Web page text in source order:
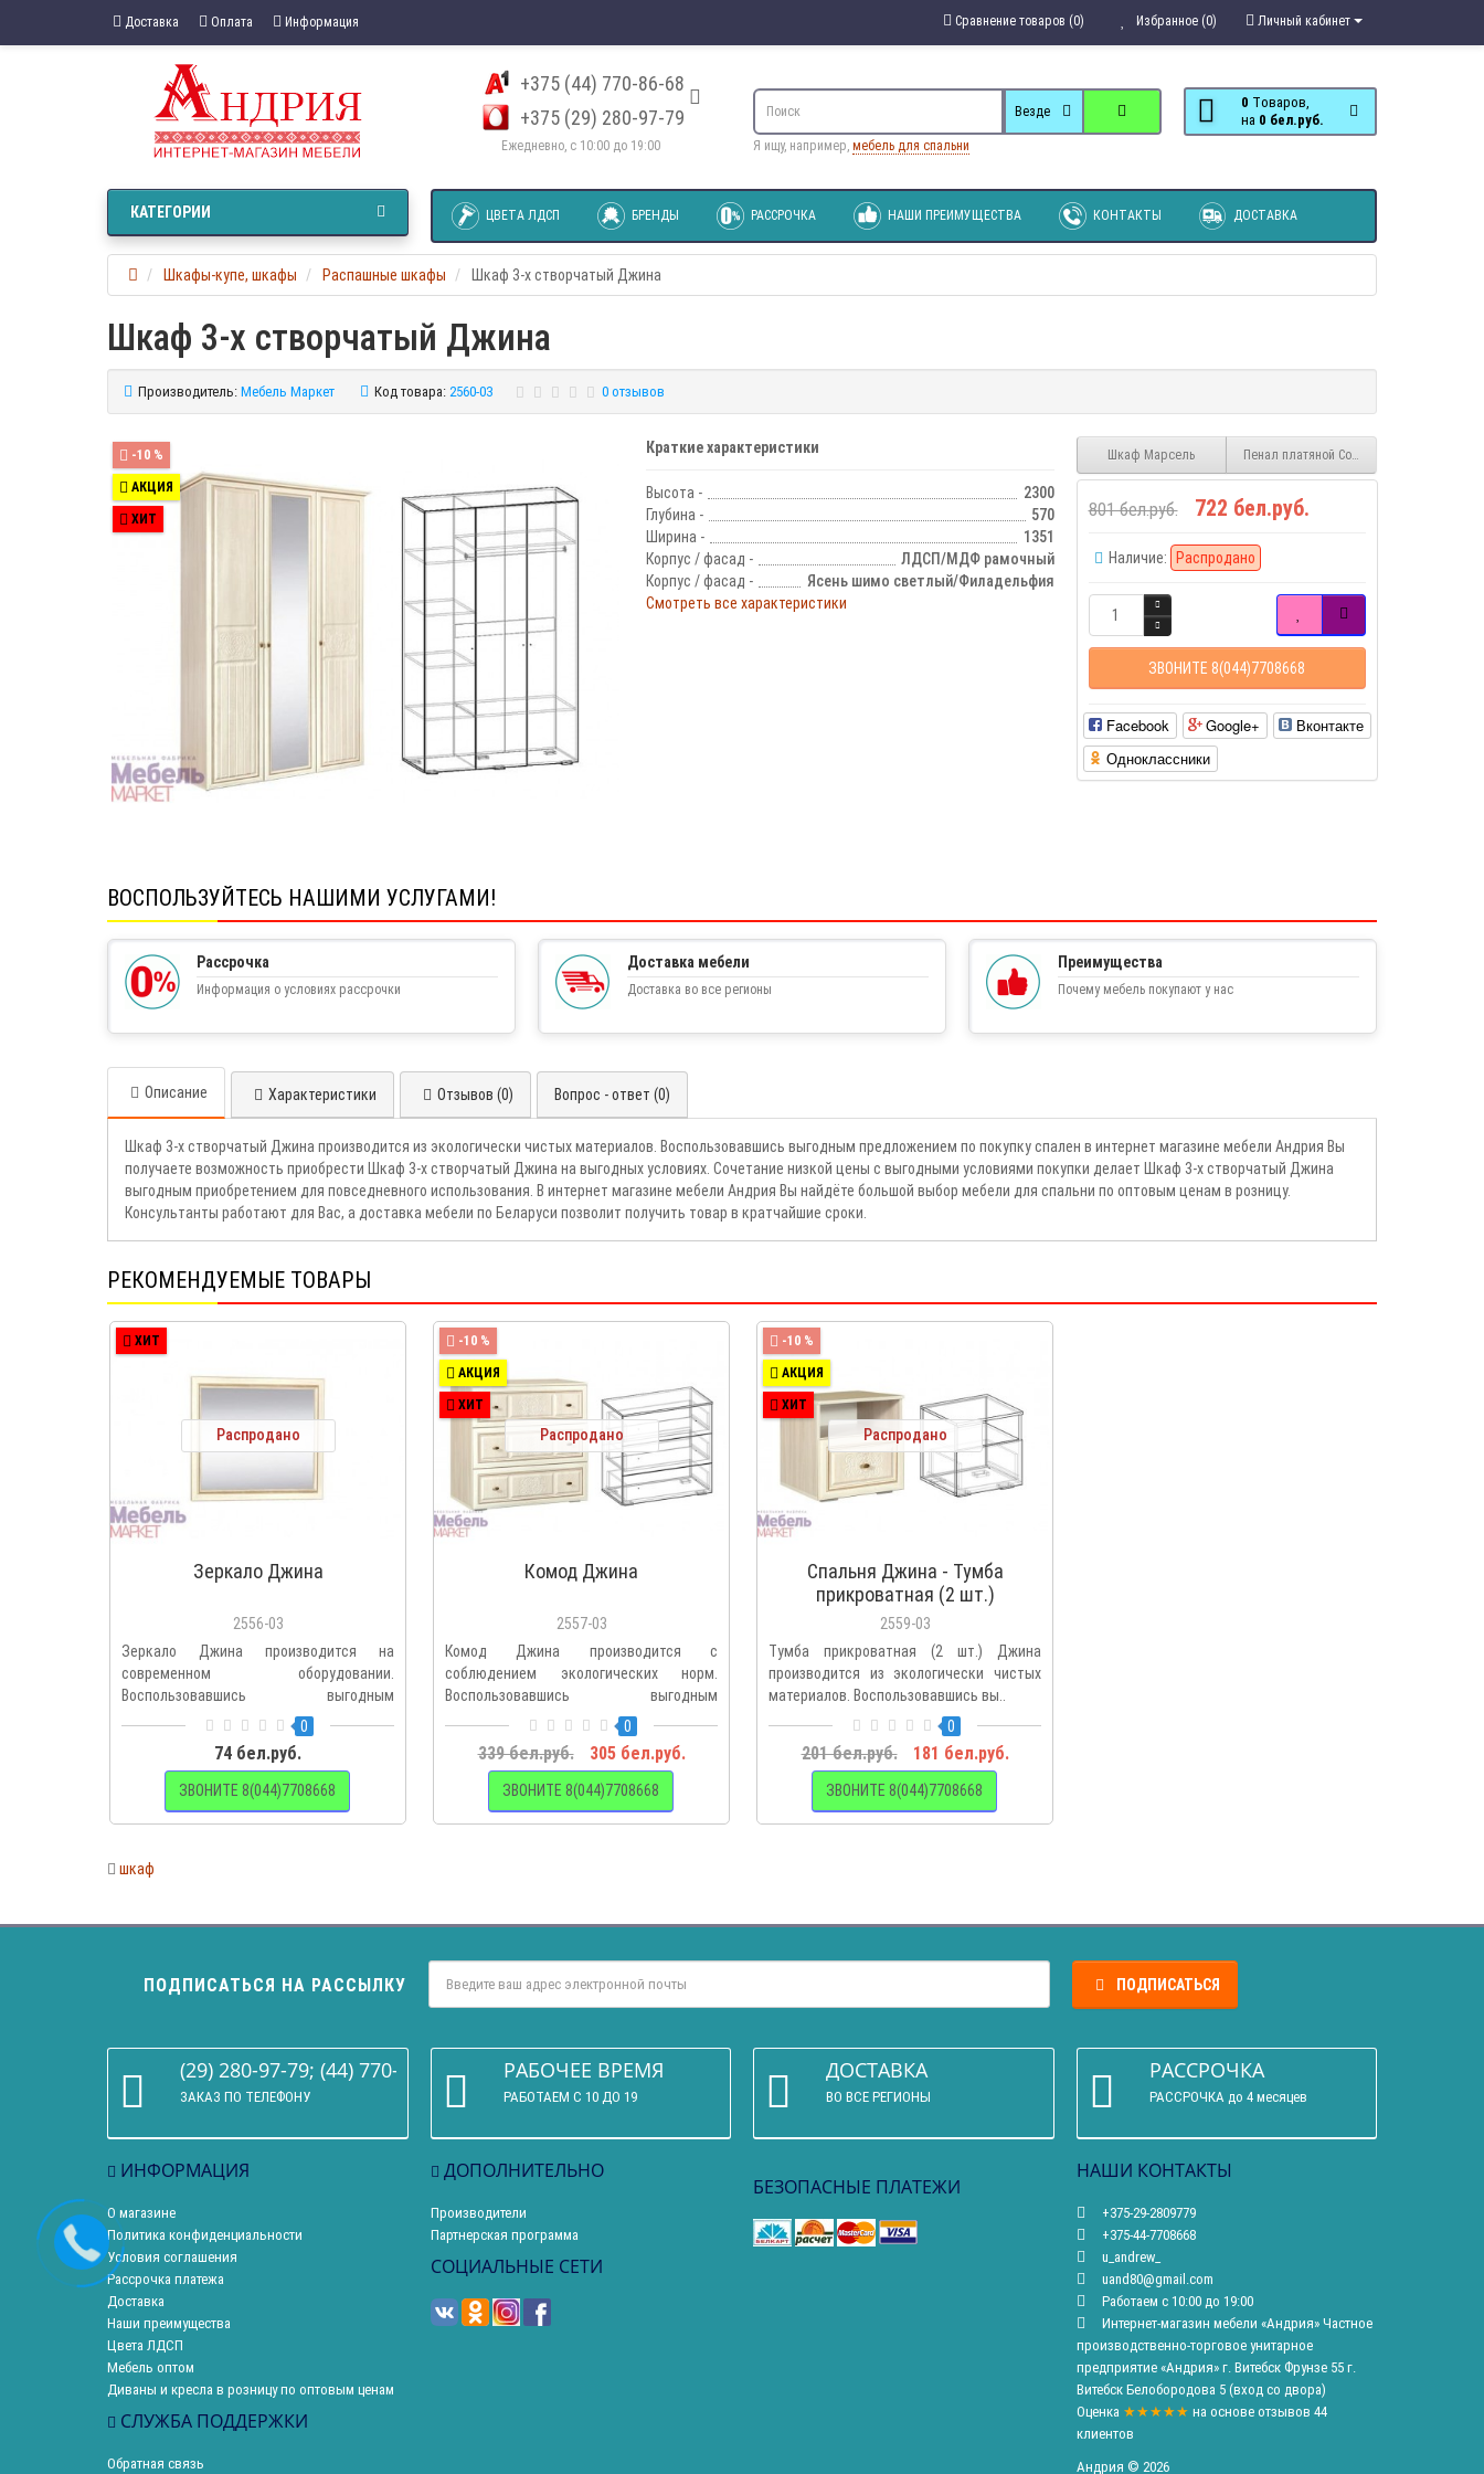
Доставка Оплата Информация Личный кабинет
Избранное (0)
Сравнение товаров (0)
+375 (44) 770-86-68
+375 (29) 280-97-79
Ежедневно, с 10:00 до 19:00
0 Tоваров,
на
0 бел.руб.
Везде
Я ищу, например, мебель для спальни
ЦВЕТА ЛДСП БРЕНДЫ РАССРОЧКА НАШИ ПРЕИМУЩЕСТВА КОНТАКТЫ ДОСТАВКА
КАТЕГОРИИ
Шкафы-купе, шкафы Распашные шкафы Шкаф 3-х створчатый Джина
Шкаф 3-х створчатый Джина
Производитель: Мебель Маркет Код товара: 2560-03 0 отзывов
-10 %
АКЦИЯ
ХИТ
Краткие характеристики
Высота -
2300
Глубина -
570
Ширина -
1351
Корпус / фасад -
ЛДСП/МДФ рамочный
Корпус / фасад -
Ясень шимо светлый/Филадельфия
Смотреть все характеристики
Шкаф Марсель Пенал платяной Софи
801 бел.руб. 722 бел.руб.
Наличие: Распродано
ЗВОНИТЕ 8(044)7708668
Facebook Google+
Вконтакте
Одноклассники
ВОСПОЛЬЗУЙТЕСЬ НАШИМИ УСЛУГАМИ!
Рассрочка
Информация о условиях рассрочки
Доставка мебели
Доставка во все регионы
Преимущества
Почему мебель покупают у нас
Описание Характеристики Отзывов (0) Вопрос - ответ (0)
Шкаф 3-х створчатый Джина производится из экологически чистых материалов. Воспользовавшись выгодным предложением по покупку спален в интернет магазине мебели Андрия Вы
получаете возможность приобрести Шкаф 3-х створчатый Джина на выгодных условиях. Сочетание низкой цены с выгодными условиями покупки делает Шкаф 3-х створчатый Джина
выгодным приобретением для повседневного использования. В интернет магазине мебели Андрия Вы найдёте большой выбор мебели для спальни по оптовым ценам в розницу.
Консультанты работают для Вас, а доставка мебели по Беларуси позволит получить товар в кратчайшие сроки.
РЕКОМЕНДУЕМЫЕ ТОВАРЫ
ХИТ
Распродано
Зеркало Джина
2556-03
Зеркало Джина производится на
современном оборудовании.
Воспользовавшись выгодным
предложением по по..
0
74 бел.руб.
ЗВОНИТЕ 8(044)7708668
-10 %
АКЦИЯ
ХИТ
Распродано
Комод Джина
2557-03
Комод Джина производится с
соблюдением экологических норм.
Воспользовавшись выгодным
предложением по..
0
339 бел.руб. 305 бел.руб.
ЗВОНИТЕ 8(044)7708668
-10 %
АКЦИЯ
ХИТ
Распродано
Спальня Джина - Тумба
прикроватная (2 шт.)
2559-03
Тумба прикроватная (2 шт.) Джина
производится из экологически чистых
материалов. Воспользовавшись вы..
0
201 бел.руб. 181 бел.руб.
ЗВОНИТЕ 8(044)7708668
шкаф
ПОДПИСАТЬСЯ НА РАССЫЛКУ ПОДПИСАТЬСЯ
(29) 280-97-79; (44) 770-86-68
ЗАКАЗ ПО ТЕЛЕФОНУ
РАБОЧЕЕ ВРЕМЯ
РАБОТАЕМ С 10 ДО 19
ДОСТАВКА
ВО ВСЕ РЕГИОНЫ
РАССРОЧКА
РАССРОЧКА до 4 месяцев
ИНФОРМАЦИЯ
О магазине
Политика конфиденциальности
Условия соглашения
Рассрочка платежа
Доставка
Наши преимущества
Цвета ЛДСП
Мебель оптом
Диваны и кресла в розницу по оптовым ценам
СЛУЖБА ПОДДЕРЖКИ
Обратная связь
ДОПОЛНИТЕЛЬНО
Производители
Партнерская программа
СОЦИАЛЬНЫЕ СЕТИ
БЕЗОПАСНЫЕ ПЛАТЕЖИ
НАШИ КОНТАКТЫ
+375-29-2809779
+375-44-7708668
u_andrew_
uand80@gmail.com
Работаем с 10:00 до 19:00
Интернет-магазин мебели «Андрия» Частное
производственно-торговое унитарное
предприятие «Андрия» г. Витебск Фрунзе 55 г.
Витебск Белобородова 5 (вход со двора)
Оценка ★★★★★ на основе отзывов 44
клиентов
Андрия © 2026